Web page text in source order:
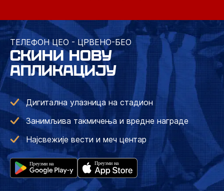
ТЕЛЕФОН ЦЕО - ЦРВЕНО-БЕО
СКИНИ НОВУ
АПЛИКАЦИЈУ
Дигитална улазница на стадион
Занимљива такмичења и вредне награде
Најсвежије вести и меч центар